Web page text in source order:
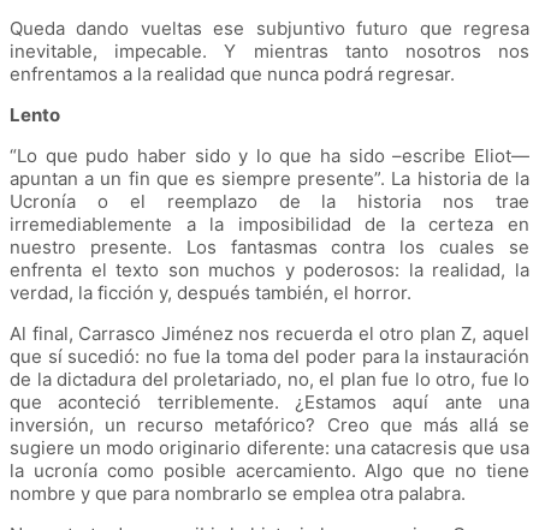
Queda dando vueltas ese subjuntivo futuro que regresa
inevitable, impecable. Y mientras tanto nosotros nos
enfrentamos a la realidad que nunca podrá regresar.
Lento
“Lo que pudo haber sido y lo que ha sido –escribe Eliot—
apuntan a un fin que es siempre presente”. La historia de la
Ucronía o el reemplazo de la historia nos trae
irremediablemente a la imposibilidad de la certeza en
nuestro presente. Los fantasmas contra los cuales se
enfrenta el texto son muchos y poderosos: la realidad, la
verdad, la ficción y, después también, el horror.
Al final, Carrasco Jiménez nos recuerda el otro plan Z, aquel
que sí sucedió: no fue la toma del poder para la instauración
de la dictadura del proletariado, no, el plan fue lo otro, fue lo
que aconteció terriblemente. ¿Estamos aquí ante una
inversión, un recurso metafórico? Creo que más allá se
sugiere un modo originario diferente: una catacresis que usa
la ucronía como posible acercamiento. Algo que no tiene
nombre y que para nombrarlo se emplea otra palabra.